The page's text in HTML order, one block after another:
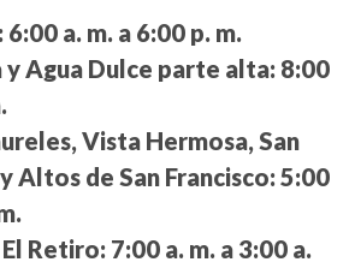
6:00 a. m. a 6:00 p. m.
y Agua Dulce parte alta: 8:00
Vista Hermosa, San
Altos de San Francisco: 5:00
Retiro: 7:00 a. m. a 3:00 a.